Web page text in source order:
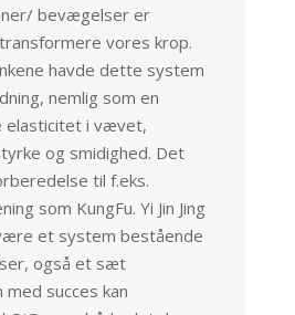
bevægelser er
vores krop.
havde dette system
nemlig som en
elasticitet i vævet,
og smidighed. Det
til f.eks.
som KungFu. Yi Jin Jing
et system bestående
også et sæt
succes kan